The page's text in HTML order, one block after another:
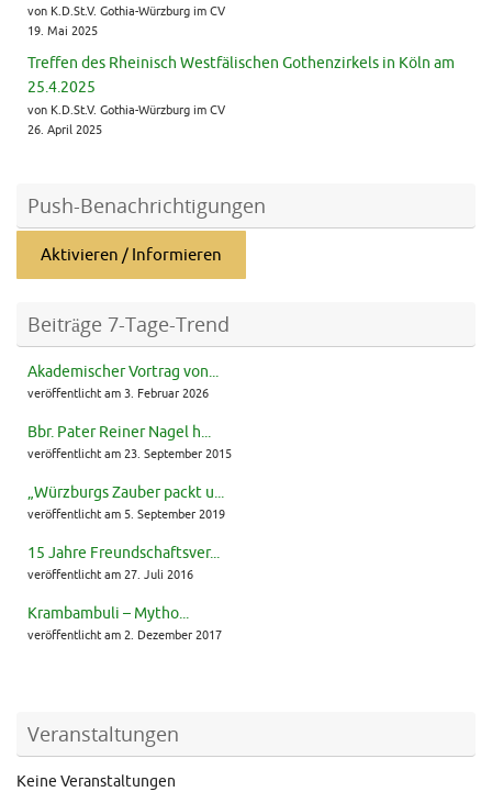
von K.D.St.V. Gothia-Würzburg im CV
19. Mai 2025
Treffen des Rheinisch Westfälischen Gothenzirkels in Köln am
25.4.2025
von K.D.St.V. Gothia-Würzburg im CV
26. April 2025
Push-Benachrichtigungen
Aktivieren / Informieren
Beiträge 7-Tage-Trend
Akademischer Vortrag von...
veröffentlicht am 3. Februar 2026
Bbr. Pater Reiner Nagel h...
veröffentlicht am 23. September 2015
„Würzburgs Zauber packt u...
veröffentlicht am 5. September 2019
15 Jahre Freundschaftsver...
veröffentlicht am 27. Juli 2016
Krambambuli – Mytho...
veröffentlicht am 2. Dezember 2017
Veranstaltungen
Keine Veranstaltungen